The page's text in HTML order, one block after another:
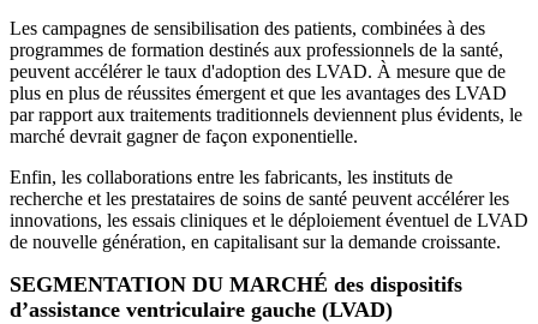
Les campagnes de sensibilisation des patients, combinées à des
programmes de formation destinés aux professionnels de la santé,
peuvent accélérer le taux d'adoption des LVAD. À mesure que de
plus en plus de réussites émergent et que les avantages des LVAD
par rapport aux traitements traditionnels deviennent plus évidents, le
marché devrait gagner de façon exponentielle.
Enfin, les collaborations entre les fabricants, les instituts de
recherche et les prestataires de soins de santé peuvent accélérer les
innovations, les essais cliniques et le déploiement éventuel de LVAD
de nouvelle génération, en capitalisant sur la demande croissante.
SEGMENTATION DU MARCHÉ des dispositifs
d’assistance ventriculaire gauche (LVAD)